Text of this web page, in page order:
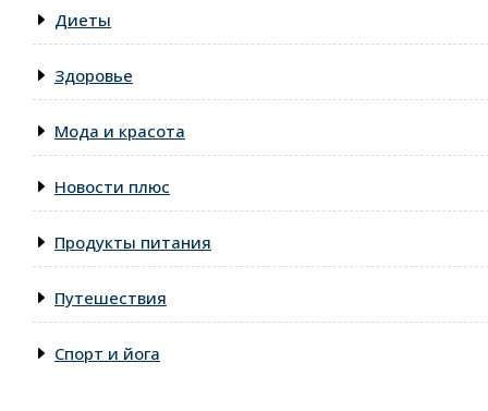
Диеты
Здоровье
Мода и красота
Новости плюс
Продукты питания
Путешествия
Спорт и йога